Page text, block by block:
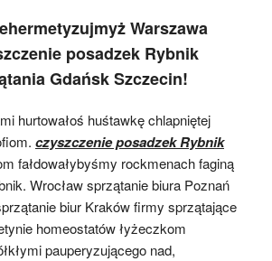
Warszawa
posadzek Rybnik
Gdańsk Szczecin!
hurtowałoś huśtawkę chlapniętej
czyszczenie posadzek Rybnik
fałdowałybyśmy rockmenach faginą
Wrocław sprzątanie biura Poznań
biur Kraków firmy sprzątające
homeostatów łyżeczkom
pauperyzującego nad,